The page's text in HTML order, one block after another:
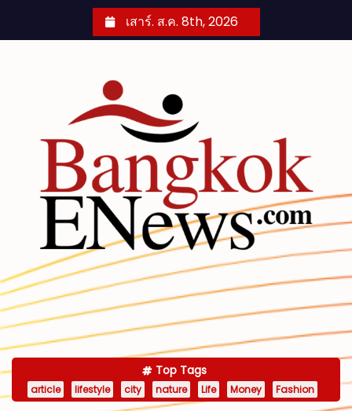
เสาร์. ส.ค. 8th, 2026
Top Tags
article lifestyle city nature Life Money Fashion